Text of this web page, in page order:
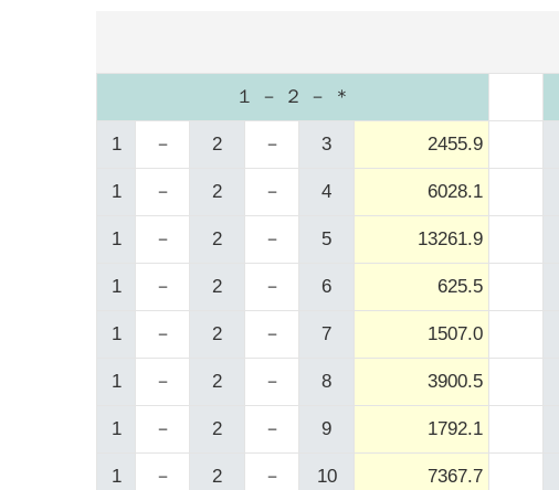
１ － ２ － ＊
1 － 2 － 3 2455.9
1 － 2 － 4 6028.1
1 － 2 － 5 13261.9
1 － 2 － 6 625.5
1 － 2 － 7 1507.0
1 － 2 － 8 3900.5
1 － 2 － 9 1792.1
1 － 2 － 10 7367.7